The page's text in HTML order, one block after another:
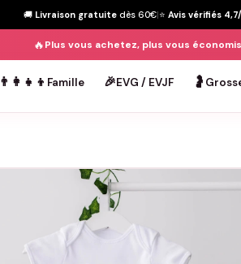
🚚 Livraison gratuite dès 60€|⭐ Avis vérifiés
🔥Plus vous achetez, plus vous
👨‍👩‍👧‍👦 Famille 🎉EVG / EVJF 🤰